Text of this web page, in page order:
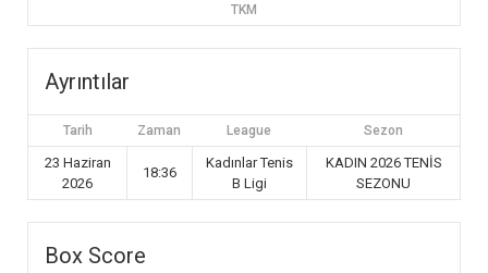
TKM
Ayrıntılar
Tarih Zaman League Sezon
23 Haziran
2026
18:36
Kadınlar Tenis
B Ligi
KADIN 2026 TENİS
SEZONU
Box Score